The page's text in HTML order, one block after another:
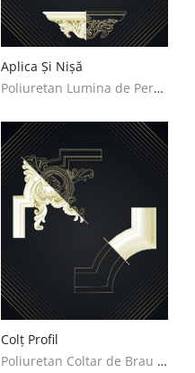
Aplica Și Nișă
Poliuretan Lumina de Perete si Nisa Decoratiuni Casa
Colț Profil
Poliuretan Coltar de Brau Simplu Decoratiuni Casa